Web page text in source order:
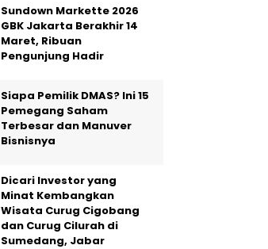
Sundown Markette 2026
GBK Jakarta Berakhir 14
Maret, Ribuan
Pengunjung Hadir
Siapa Pemilik DMAS? Ini 15
Pemegang Saham
Terbesar dan Manuver
Bisnisnya
Dicari Investor yang
Minat Kembangkan
Wisata Curug Cigobang
dan Curug Cilurah di
Sumedang, Jabar